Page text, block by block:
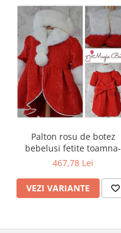
Palton rosu de botez
bebelusi fetite toamna-
iarna 3 piese, LOVE
467,78 Lei
VEZI VARIANTE